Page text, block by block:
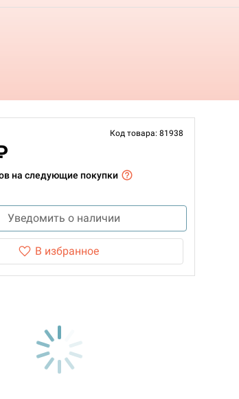
Код товара: 81938
на следующие покупки
Уведомить о наличии
В избранное